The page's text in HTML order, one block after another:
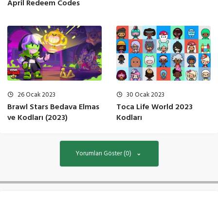
April Redeem Codes
26 Ocak 2023
Brawl Stars Bedava Elmas
ve Kodları (2023)
30 Ocak 2023
Toca Life World 2023
Kodları
Yorumları Göster (0)